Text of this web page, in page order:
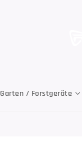
Garten / Forstgeräte